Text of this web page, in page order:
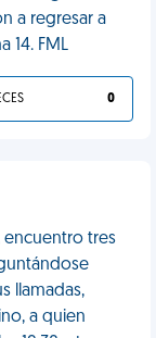
a regresar a
14. FML
0
encuentro tres
llamadas,
a quien